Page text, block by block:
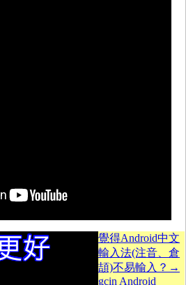
覺得Android中文
輸入法(注音、倉
頡)不易輸入？→
gcin Android